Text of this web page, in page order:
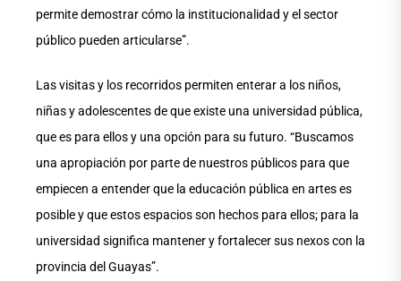
permite demostrar cómo la institucionalidad y el sector
público pueden articularse”.
Las visitas y los recorridos permiten enterar a los niños,
niñas y adolescentes de que existe una universidad pública,
que es para ellos y una opción para su futuro. “Buscamos
una apropiación por parte de nuestros públicos para que
empiecen a entender que la educación pública en artes es
posible y que estos espacios son hechos para ellos; para la
universidad significa mantener y fortalecer sus nexos con la
provincia del Guayas”.